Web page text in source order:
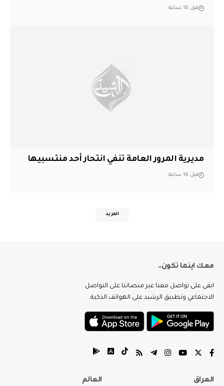
قبل 16 ساعة
مديرية المرور العامة تنفي انتحار أحد منتسبيها
قبل 16 ساعة
المزيد
معك اينما تكون..
ابقى على تواصل معنا عبر منصاتنا على التواصل
الاجتماعي وتطبيق الرشيد على الهواتف الذكية.
العراق العالم